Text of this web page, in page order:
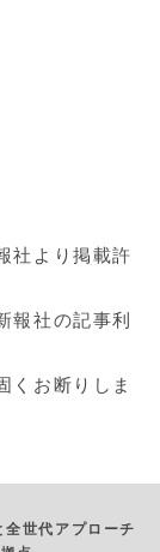
社より掲載許
報社の記事利
くお断りしま
世代アプローチ